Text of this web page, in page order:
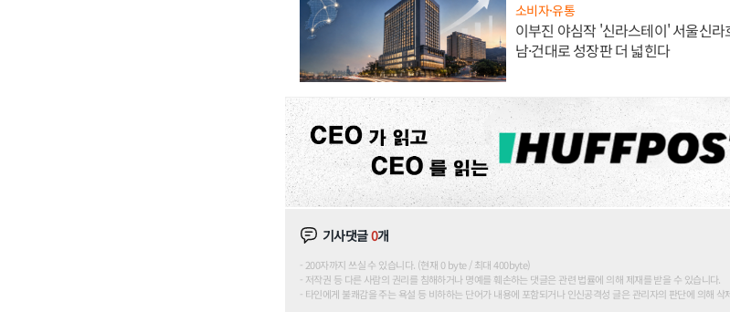
소비자·유통
이부진 야심작 '신라스테이' 서울신라
남·건대로 성장판 더 넓힌다
기사댓글0개
200자까지 쓰실 수 있습니다. (현재 0 byte / 최대 400byte)
저작권 등 다른 사람의 권리를 침해하거나 명예를 훼손하는 댓글은 관련 법률에 의해 제재를 받을 수 있습니다.
타인에게 불쾌감을 주는 욕설 등 비하하는 단어가 내용에 포함되거나 인신공격성 글은 관리자의 판단에 의해 삭